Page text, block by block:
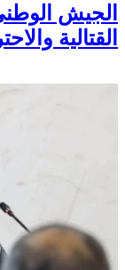
الجيش
القتالية